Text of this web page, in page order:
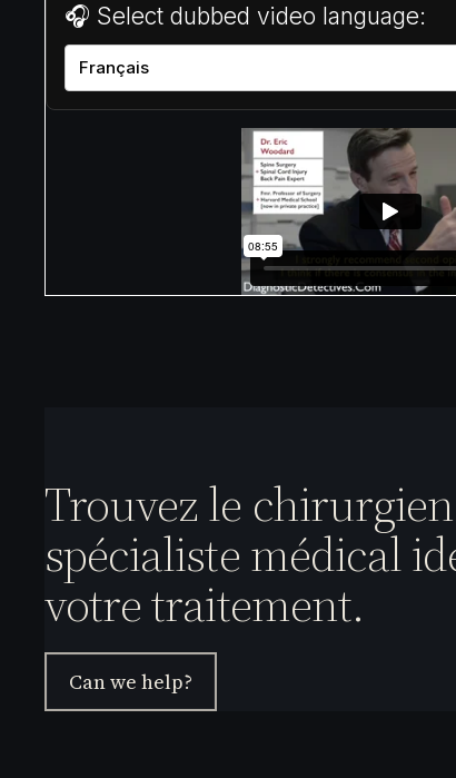
🎧 Select dubbed video language:
Trouvez le
spécialiste médical
votre traitement.
Can we help?